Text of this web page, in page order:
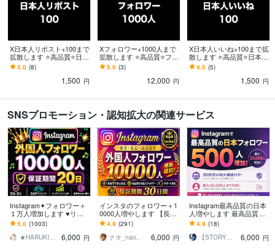
X日本人リポスト+100まで
拡散します ⭐️高品質⭐️日本
人リポストを増やしたい
方にオススメです！
5.0 (8)
1,500 円
Xフォロワー+1000人まで
拡散します ⭐️高品質⭐️フォ
ロワーを増やしたい方に
オススメです！
5.0 (3)
12,000 円
X日本人いいね+100まで拡
散します ⭐️高品質⭐️日本人
いいねを増やしたい方に
オススメです！
4.5 (5)
1,500 円
SNSプロモーション・認知拡大の関連サービス
Instagram✦フォロワー＋
１万人増加します ♥リー
ル再生回数３００００回
おまけ付き♥インスタ１０
０００人
5.0 (1003)
★HARUKI★SNS集客サポート
6,000 円
インスタのフォロワー＋1
0000人増やします 【長期
保証】Instagram1万人増
加！選べるおまけ付き！
4.9 (291)
ナオ_nao。
6,000 円
Instagram最高品質の日本
人増やします 最高品質の
日本人フォロワーを増や
したい方はお任せ下さ
い！
4.9 (18)
【STORY】GENKA Shop
6,000 円